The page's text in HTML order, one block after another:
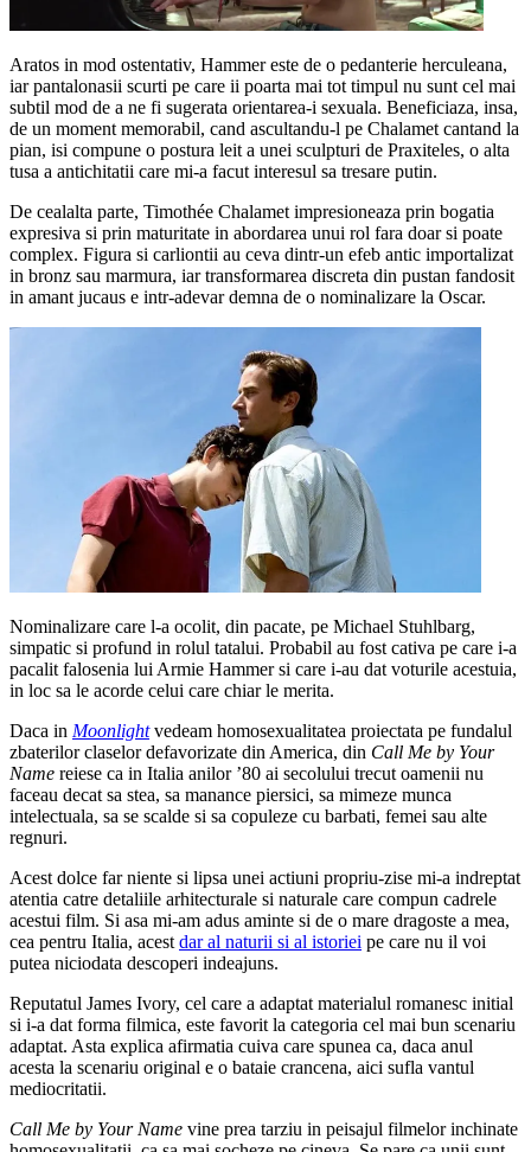
Aratos in mod ostentativ, Hammer este de o pedanterie herculeana,
iar pantalonasii scurti pe care ii poarta mai tot timpul nu sunt cel mai
subtil mod de a ne fi sugerata orientarea-i sexuala. Beneficiaza, insa,
de un moment memorabil, cand ascultandu-l pe Chalamet cantand la
pian, isi compune o postura leit a unei sculpturi de Praxiteles, o alta
tusa a antichitatii care mi-a facut interesul sa tresare putin.
De cealalta parte, Timothée Chalamet impresioneaza prin bogatia
expresiva si prin maturitate in abordarea unui rol fara doar si poate
complex. Figura si carliontii au ceva dintr-un efeb antic importalizat
in bronz sau marmura, iar transformarea discreta din pustan fandosit
in amant jucaus e intr-adevar demna de o nominalizare la Oscar.
Nominalizare care l-a ocolit, din pacate, pe Michael Stuhlbarg,
simpatic si profund in rolul tatalui. Probabil au fost cativa pe care i-a
pacalit falosenia lui Armie Hammer si care i-au dat voturile acestuia,
in loc sa le acorde celui care chiar le merita.
Daca in Moonlightvedeam homosexualitatea proiectata pe fundalul
zbaterilor claselor defavorizate din America, din Call Me by Your
Name reiese ca in Italia anilor ’80 ai secolului trecut oamenii nu
faceau decat sa stea, sa manance piersici, sa mimeze munca
intelectuala, sa se scalde si sa copuleze cu barbati, femei sau alte
regnuri.
Acest dolce far niente si lipsa unei actiuni propriu-zise mi-a indreptat
atentia catre detaliile arhitecturale si naturale care compun cadrele
acestui film. Si asa mi-am adus aminte si de o mare dragoste a mea,
cea pentru Italia, acest dar al naturii si al istoriei pe care nu il voi
putea niciodata descoperi indeajuns.
Reputatul James Ivory, cel care a adaptat materialul romanesc initial
si i-a dat forma filmica, este favorit la categoria cel mai bun scenariu
adaptat. Asta explica afirmatia cuiva care spunea ca, daca anul
acesta la scenariu original e o bataie crancena, aici sufla vantul
mediocritatii.
Call Me by Your Name vine prea tarziu in peisajul filmelor inchinate